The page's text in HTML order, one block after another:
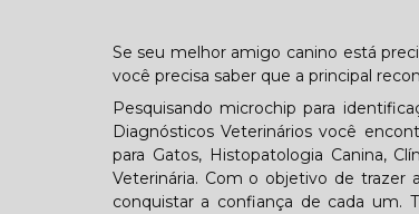
Se seu melhor amigo canino está
você precisa saber que a principal
Pesquisando microchip para
Diagnósticos Veterinários você
para Gatos, Histopatologia Canina,
Veterinária. Com o objetivo de trazer
conquistar a confiança de cada um.